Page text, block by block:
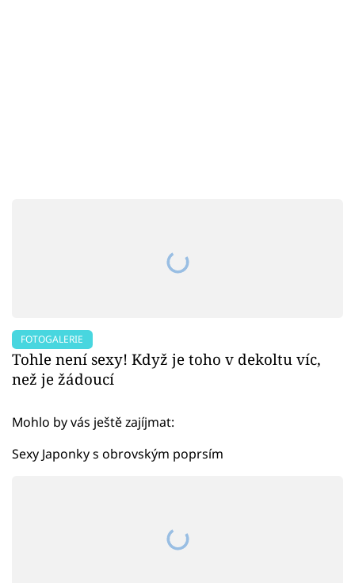
FOTOGALERIE
Tohle není sexy! Když je toho v dekoltu víc,
než je žádoucí
Mohlo by vás ještě zajíjmat:
Sexy Japonky s obrovským poprsím